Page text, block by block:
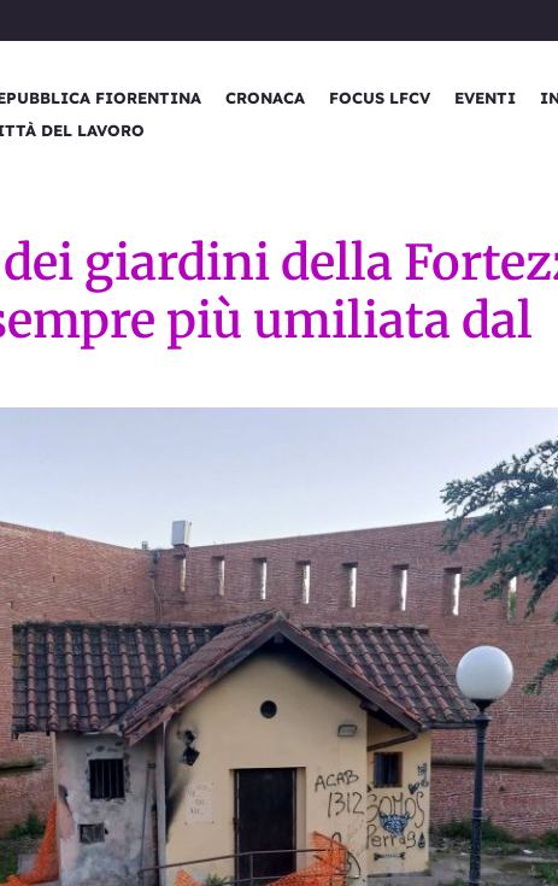
FIORENTINA CRONACA FOCUS LFCV EVENTI
DEL LAVORO
dei giardini della
più umiliata dal